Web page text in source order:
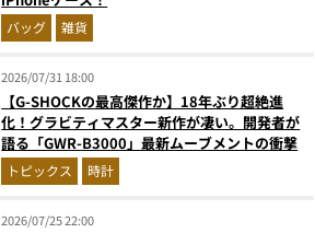
バッグ 雑貨
2026/07/31 18:00
【G-SHOCKの最高傑作か】18年ぶり超絶進
化！グラビティマスター新作が凄い。開発者が
語る「GWR-B3000」最新ムーブメントの衝撃
トピックス 時計
2026/07/25 22:00